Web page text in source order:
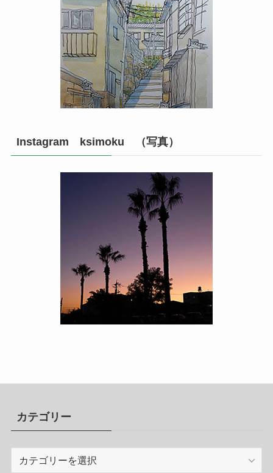
Instagram ksimoku （写真）
カテゴリー